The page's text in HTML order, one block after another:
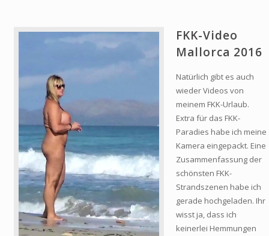
Alterskontrolle
FKK-Video
Mallorca 2016
Natürlich gibt es auch
wieder Videos von
meinem FKK-Urlaub.
Extra für das FKK-
Paradies habe ich meine
Kamera eingepackt. Eine
Zusammenfassung der
schönsten FKK-
Strandszenen habe ich
gerade hochgeladen. Ihr
wisst ja, dass ich
keinerlei Hemmungen